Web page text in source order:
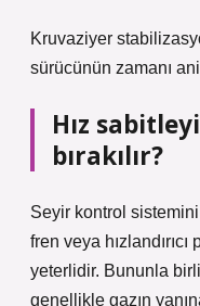
Kruvaziyer
sürücünün zamanı
Hız
bırakılır?
Seyir kontrol sistemini
fren veya
yeterlidir. Bununla
genellikle gazın